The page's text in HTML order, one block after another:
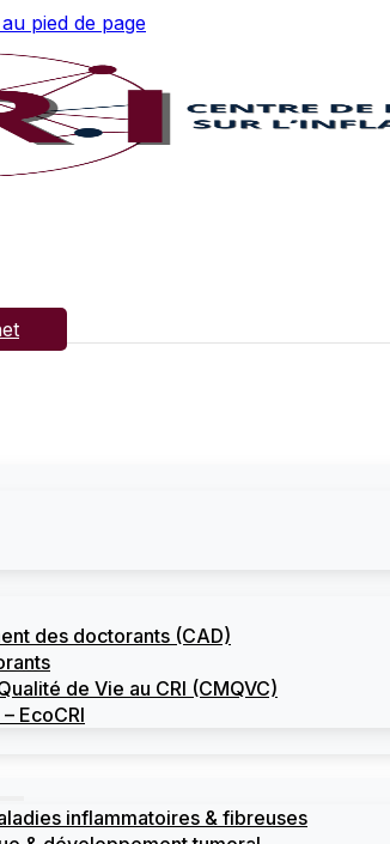
pied de page
des doctorants (CAD)
de Vie au CRI (CMQVC)
EcoCRI
inflammatoires & fibreuses